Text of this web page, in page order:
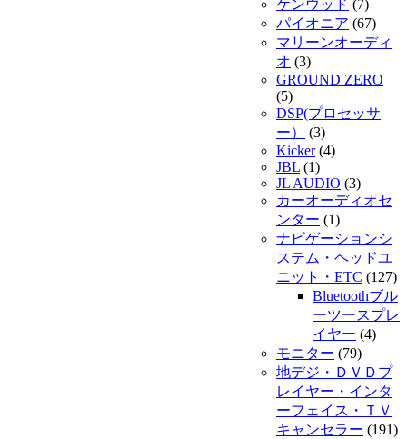
ケンウッド (7)
パイオニア (67)
マリーンオーディ
オ (3)
GROUND ZERO
(5)
DSP(プロセッサ
ー）
(3)
Kicker(4)
JBL (1)
JL AUDIO (3)
カーオーディオセ
ンター (1)
ナビゲーションシ
ステム・ヘッドユ
ニット・ETC (127)
Bluetoothブル
ーツースプレ
イヤー (4)
モニター (79)
地デジ・ＤＶＤプ
レイヤー・インタ
ーフェイス・ＴＶ
キャンセラー (191)